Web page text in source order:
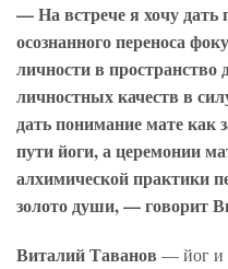
— На встрече я хочу дать
осознанного переноса
личности в
личностных качеств в
дать понимание мате как
пути йоги, а церемонии
алхимической практики
золото души, — говорит
Виталий Таванов — йог и